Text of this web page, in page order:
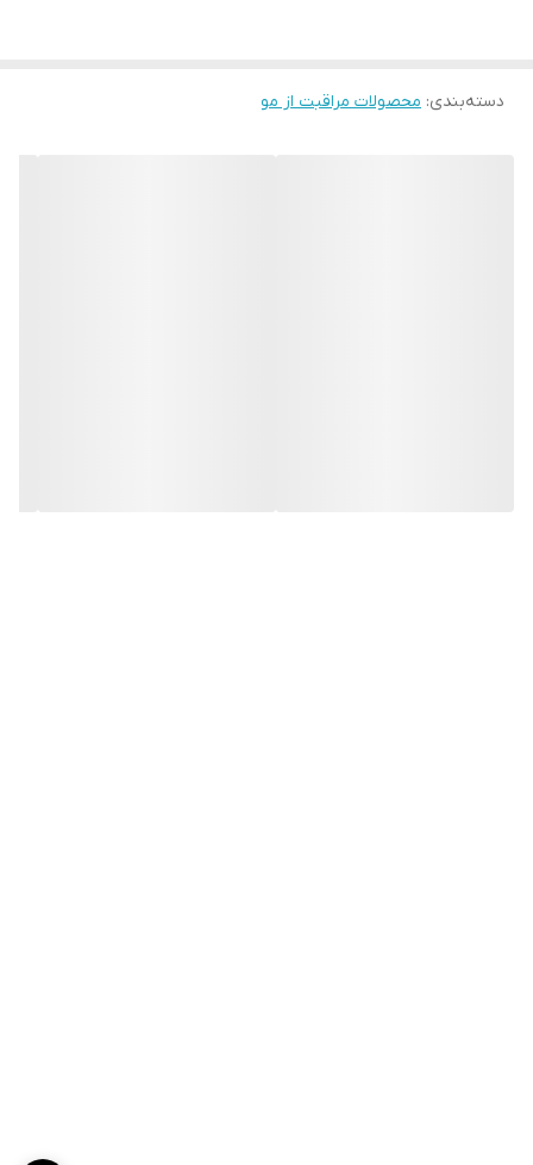
• ترمیم کننده موهای خشک و آسیب دیده
دسته‌بندی: محصولات مراقبت از مو